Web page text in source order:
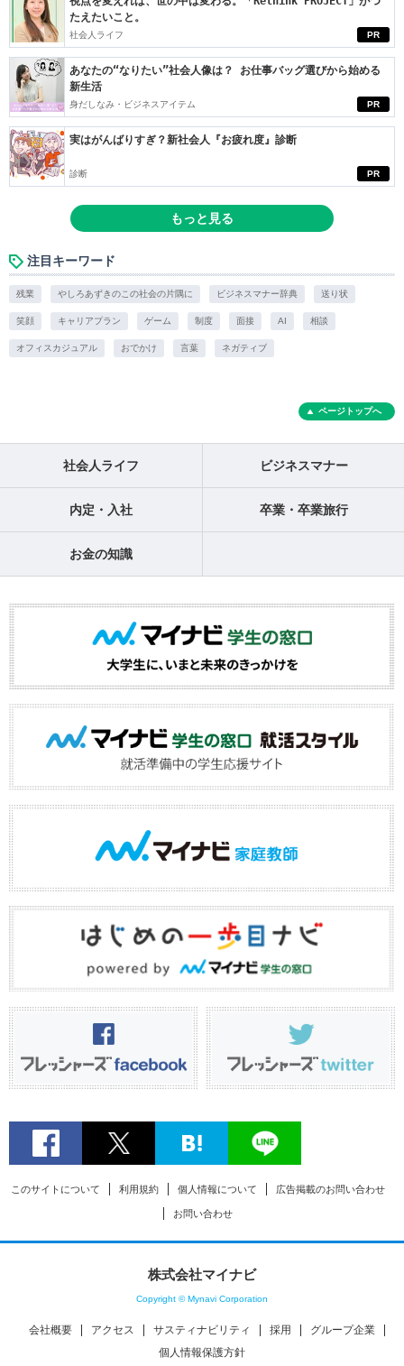
PR
たえたいこと。
社会人ライフ
PR
あなたの“なりたい”社会人像は？ お仕事バッグ選びから始める
新生活
身だしなみ・ビジネスアイテム
PR
実はがんばりすぎ？新社会人『お疲れ度』診断
診断
もっと見る
注目キーワード
残業 やしろあずきのこの社会の片隅に ビジネスマナー辞典 送り状
笑顔 キャリアプラン ゲーム 制度 面接 AI 相談
オフィスカジュアル おでかけ 言葉 ネガティブ
ページトップへ
社会人ライフ ビジネスマナー
内定・入社 卒業・卒業旅行
お金の知識
このサイトについて 利用規約 個人情報について 広告掲載のお問い合わせ
お問い合わせ
株式会社マイナビ
Copyright © Mynavi Corporation
会社概要 アクセス サスティナビリティ 採用
グループ企業
個人情報保護方針